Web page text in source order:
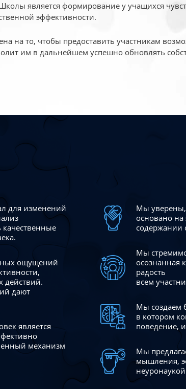
является формирование у учащихся
эффективности.
то, чтобы предоставить участникам
им в дальнейшем успешно обновлять
для изменений
ощущений
действий.
дают
является
механизм
Мы
основано на
содержании
Мы
осознанная
радость
всем
Мы создаем
в котором
поведение,
Мы
мышления,